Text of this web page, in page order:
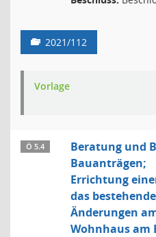
2021/112
Vorlage
Ö 5.4
Beratung und
Bauanträgen;
Errichtung
das
Änderungen
Wohnhaus am